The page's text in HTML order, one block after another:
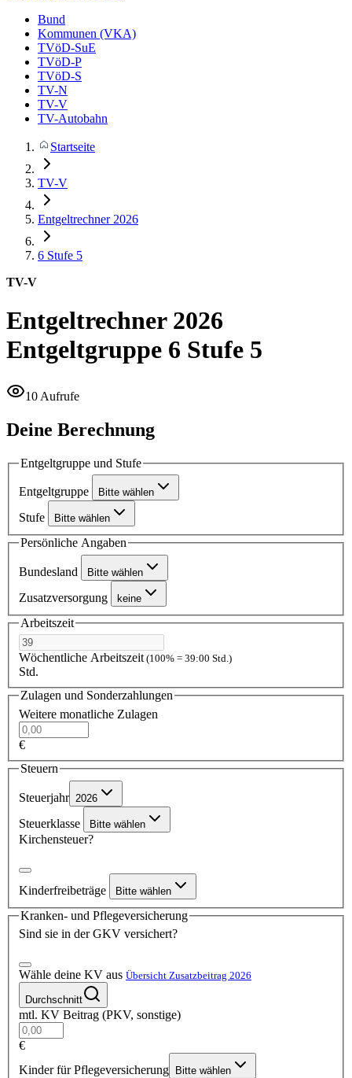
Bund
Kommunen (VKA)
TVöD-SuE
TVöD-P
TVöD-S
TV-N
TV-V
TV-Autobahn
Startseite
TV-V
Entgeltrechner 2026
6 Stufe 5
TV-V
Entgeltrechner 2026
Entgeltgruppe 6 Stufe 5
10 Aufrufe
Deine Berechnung
Entgeltgruppe und Stufe
Entgeltgruppe Bitte wählen
Stufe Bitte wählen
Persönliche Angaben
Bundesland Bitte wählen
Zusatzversorgung keine
Arbeitszeit
Wöchentliche Arbeitszeit(100% = 39:00 Std.)
Std.
Zulagen und Sonderzahlungen
Weitere monatliche Zulagen
€
Steuern
Steuerjahr 2026
Steuerklasse Bitte wählen
Kirchensteuer?
Kinderfreibeträge Bitte wählen
Kranken- und Pflegeversicherung
Sind sie in der GKV versichert?
Wähle deine KV aus Übersicht Zusatzbeitrag 2026
Durchschnitt
mtl. KV Beitrag (PKV, sonstige)
€
Kinder für Pflegeversicherung
Bitte wählen